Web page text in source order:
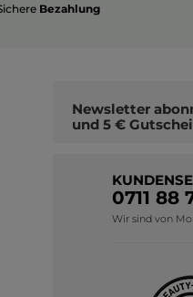
Bezahlung
Newsletter
und 5 €
0711 88
Wir sind von